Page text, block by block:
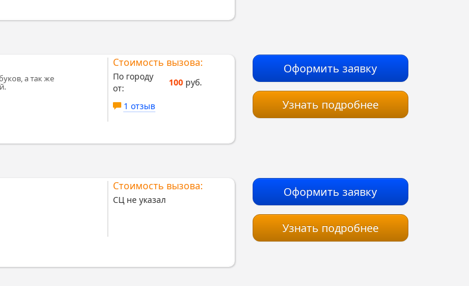
а так же
Стоимость вызова:
По городу
от:
100руб.
1 отзыв
Оформить заявку
Узнать подробнее
Стоимость вызова:
СЦ не указал
Оформить заявку
Узнать подробнее